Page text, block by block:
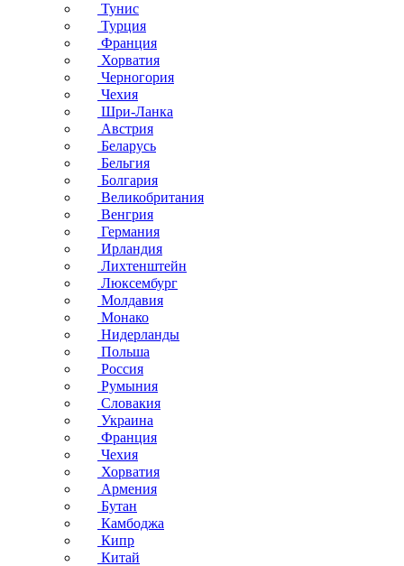
Тунис
Турция
Франция
Хорватия
Черногория
Чехия
Шри-Ланка
Австрия
Беларусь
Бельгия
Болгария
Великобритания
Венгрия
Германия
Ирландия
Лихтенштейн
Люксембург
Молдавия
Монако
Нидерланды
Польша
Россия
Румыния
Словакия
Украина
Франция
Чехия
Хорватия
Армения
Бутан
Камбоджа
Кипр
Китай